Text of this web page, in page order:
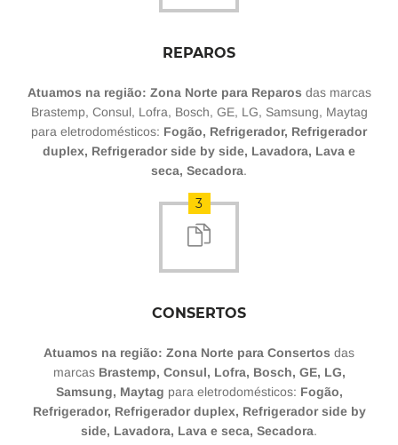
REPAROS
Atuamos na região: Zona Norte para Reparos das marcas
Brastemp, Consul, Lofra, Bosch, GE, LG, Samsung, Maytag
para eletrodomésticos: Fogão, Refrigerador, Refrigerador
duplex, Refrigerador side by side, Lavadora, Lava e
seca, Secadora.
3
CONSERTOS
Atuamos na região: Zona Norte para Consertos das
marcas Brastemp, Consul, Lofra, Bosch, GE, LG,
Samsung, Maytag para eletrodomésticos: Fogão,
Refrigerador, Refrigerador duplex, Refrigerador side by
side, Lavadora, Lava e seca, Secadora.